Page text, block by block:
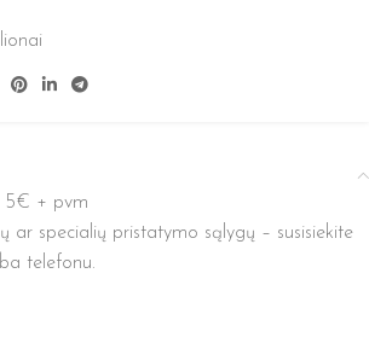
5€ + pvm
ar specialių pristatymo sąlygų – susisiekite
telefonu.